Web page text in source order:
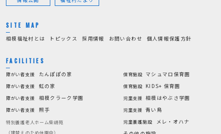
SITE MAP
相模福祉村とは トピックス 採用情報 お問い合わせ 個人情報保護方針
FACILITIES
障がい者支援 たんぽぽの家
障がい者支援 虹の家
障がい者支援 相模クラーク学園
障がい者支援 照手
特別養護老人ホーム柴胡苑
保育施設 マシュマロ保育園
保育施設 KIDS+ 保育園
児童支援 相模はやぶさ学園
児童支援 青い鳥
児童養護施設
メレ・オハナ